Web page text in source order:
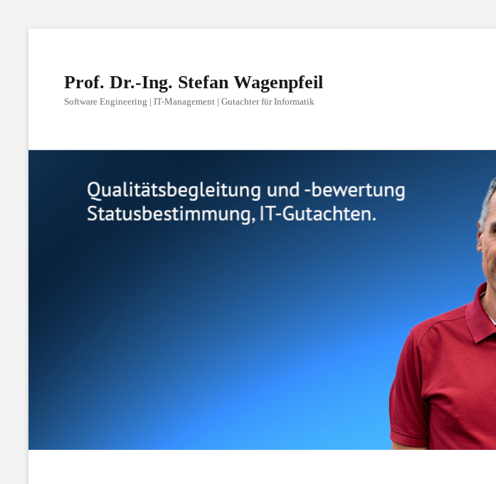
Prof. Dr.-Ing. Stefan Wagenpfeil
Software Engineering | IT-Management | Gutachter für Informatik